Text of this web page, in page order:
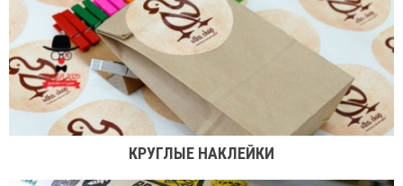
КРУГЛЫЕ НАКЛЕЙКИ